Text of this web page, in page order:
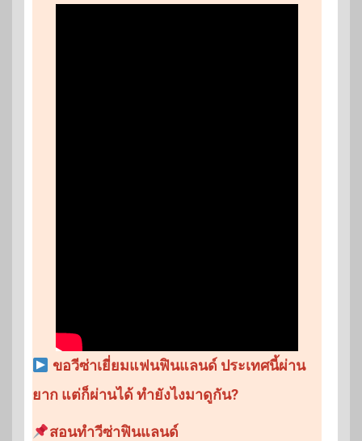
ขอวีซ่าเยี่ยมแฟนฟินแลนด์ ประเทศนี้ผ่าน
ยาก แต่ก็ผ่านได้ ทำยังไงมาดูกัน?
สอนทำวีซ่าฟินแลนด์